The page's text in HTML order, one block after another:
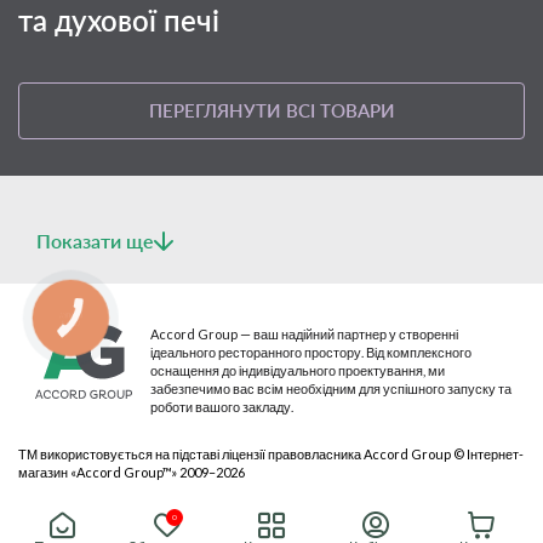
Фарфоровий посуд Lubiana виготовлений для
професійного використання в закладах HoReCa.
Це універсальне рішення як для мережевих закладів, так і
для невеликих кафе, ресторанів.
та духової печі
ПЕРЕГЛЯНУТИ ВСІ ТОВАРИ
Показати ще
Accord Group — ваш надійний партнер у створенні
ідеального ресторанного простору. Від комплексного
оснащення до індивідуального проектування, ми
забезпечимо вас всім необхідним для успішного запуску та
роботи вашого закладу.
ТМ використовується на підставі ліцензії правовласника Accord Group © Інтернет-
магазин «Accord Group™» 2009–2026
Публічна оферта Політика конфіденційності Мапа сайту
© 2026 Всі права захищені
0
КНОПКА
СВЯЗИ